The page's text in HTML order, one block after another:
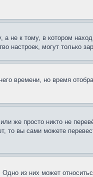
не к тому, в котором
настроек, могут только
времени, но время
же просто никто не
то вы сами можете
из них может